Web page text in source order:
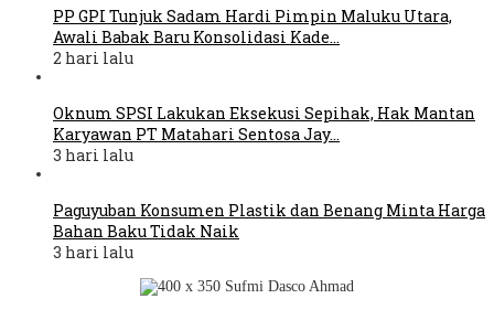
PP GPI Tunjuk Sadam Hardi Pimpin Maluku Utara,
Awali Babak Baru Konsolidasi Kade…
2 hari lalu
Oknum SPSI Lakukan Eksekusi Sepihak, Hak Mantan
Karyawan PT Matahari Sentosa Jay…
3 hari lalu
Paguyuban Konsumen Plastik dan Benang Minta Harga
Bahan Baku Tidak Naik
3 hari lalu